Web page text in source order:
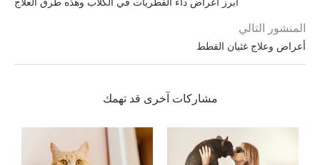
المنشور التالي
أعراض وعلاج غثيان القطط
مشاركات آخرى قد تهمك